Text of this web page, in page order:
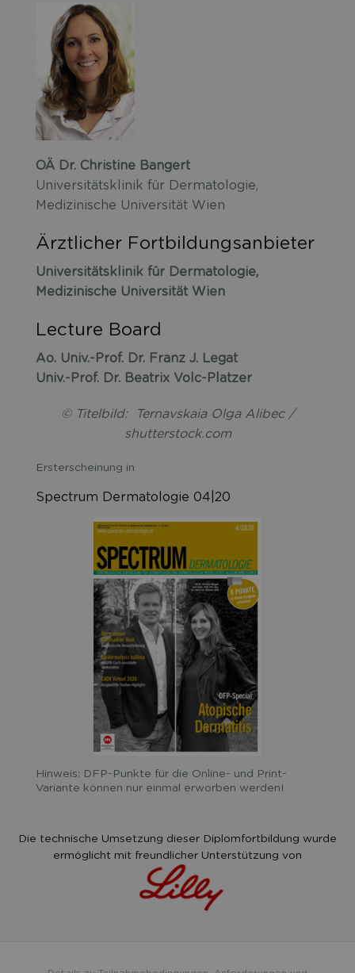
OÄ Dr. Christine Bangert
Universitätsklinik für Dermatologie,
Medizinische Universität Wien
Ärztlicher Fortbildungsanbieter
Universitätsklinik für Dermatologie,
Medizinische Universität Wien
Lecture Board
Ao. Univ.-Prof. Dr. Franz J. Legat
Univ.-Prof. Dr. Beatrix Volc-Platzer
© Titelbild: Ternavskaia Olga Alibec /
shutterstock.com
Ersterscheinung in
Spectrum Dermatologie 04|20
Hinweis: DFP-Punkte für die Online- und Print-
Variante können nur einmal erworben werden!
Die technische Umsetzung dieser Diplomfortbildung wurde
ermöglicht mit freundlicher Unterstützung von